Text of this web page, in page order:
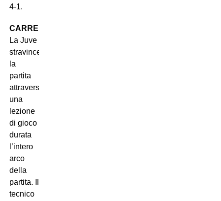
4-1.
CARRERA
La Juve
stravince
la
partita
attraverso
una
lezione
di gioco
durata
l’intero
arco
della
partita. Il
tecnico